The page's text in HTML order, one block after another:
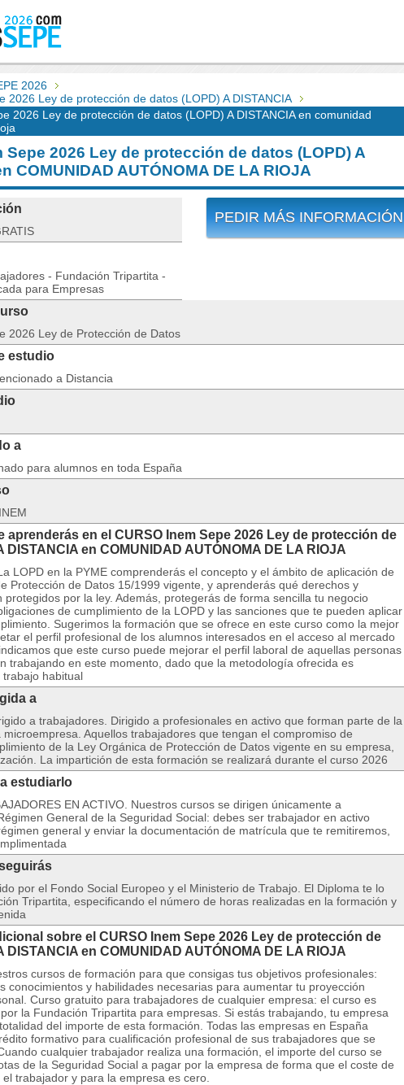
2026
2026 Ley de protección de datos (LOPD) A DISTANCIA
2026 Ley de protección de datos (LOPD) A DISTANCIA en comunidad
Sepe 2026 Ley de protección de datos (LOPD) A
COMUNIDAD AUTÓNOMA DE LA RIOJA
PEDIR MÁS INFORMACIÓN
- Fundación Tripartita -
para Empresas
2026 Ley de Protección de Datos
estudio
a Distancia
a
para alumnos en toda España
aprenderás en el CURSO Inem Sepe 2026 Ley de protección de
DISTANCIA en COMUNIDAD AUTÓNOMA DE LA RIOJA
LOPD en la PYME comprenderás el concepto y el ámbito de aplicación de
Protección de Datos 15/1999 vigente, y aprenderás qué derechos y
protegidos por la ley. Además, protegerás de forma sencilla tu negocio
de cumplimiento de la LOPD y las sanciones que te pueden aplicar
Sugerimos la formación que se ofrece en este curso como la mejor
el perfil profesional de los alumnos interesados en el acceso al mercado
que este curso puede mejorar el perfil laboral de aquellas personas
trabajando en este momento, dado que la metodología ofrecida es
habitual
a
a trabajadores. Dirigido a profesionales en activo que forman parte de la
Aquellos trabajadores que tengan el compromiso de
de la Ley Orgánica de Protección de Datos vigente en su empresa,
La impartición de esta formación se realizará durante el curso 2026
estudiarlo
EN ACTIVO. Nuestros cursos se dirigen únicamente a
General de la Seguridad Social: debes ser trabajador en activo
general y enviar la documentación de matrícula que te remitiremos,
por el Fondo Social Europeo y el Ministerio de Trabajo. El Diploma te lo
Tripartita, especificando el número de horas realizadas en la formación y
sobre el CURSO Inem Sepe 2026 Ley de protección de
DISTANCIA en COMUNIDAD AUTÓNOMA DE LA RIOJA
cursos de formación para que consigas tus objetivos profesionales:
conocimientos y habilidades necesarias para aumentar tu proyección
Curso gratuito para trabajadores de cualquier empresa: el curso es
la Fundación Tripartita para empresas. Si estás trabajando, tu empresa
del importe de esta formación. Todas las empresas en España
formativo para cualificación profesional de sus trabajadores que se
cualquier trabajador realiza una formación, el importe del curso se
de la Seguridad Social a pagar por la empresa de forma que el coste de
trabajador y para la empresa es cero.